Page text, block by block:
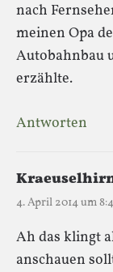
nach
meinen Opa
Autobahnbau
erzählte.
Antworten
4. April 2014 um
Ah das klingt
anschauen